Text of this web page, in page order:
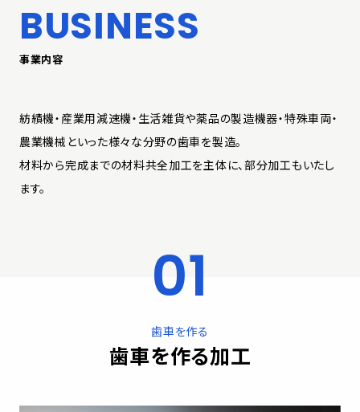
BUSINESS
事業内容
紡績機・産業用減速機・生活雑貨や薬品の製造機器・特殊車両・
農業機械といった様々な分野の歯車を製造。
材料から完成までの材料共全加工を主体に、部分加工もいたし
ます。
歯車を作る
歯車を作る加工